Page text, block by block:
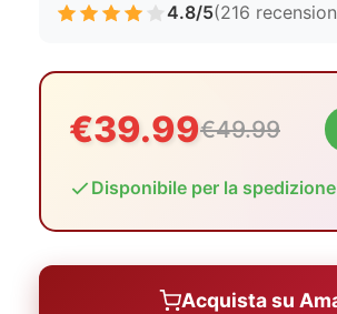
4.8/5(216
€39.99€49.99
Disponibile per la spedizione
Acquista su